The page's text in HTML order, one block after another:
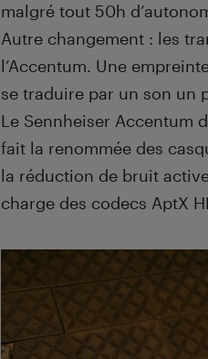
malgré tout 50h
Autre changement : les
l’Accentum. Une
se traduire par un son un
Le Sennheiser Accentum
fait la renommée des
la réduction de bruit
charge des codecs AptX